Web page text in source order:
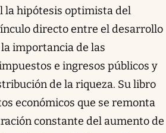
la hipótesis optimista del
directo entre el desarrollo
importancia de las
e ingresos públicos y
de la riqueza. Su libro
económicos que se remonta
constante del aumento de